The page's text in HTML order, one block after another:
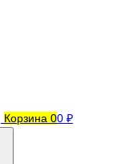
Корзина 00 ₽